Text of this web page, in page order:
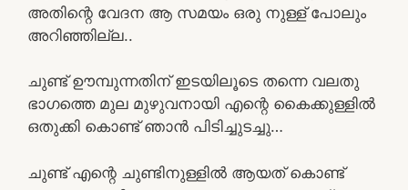
അതിന്റെ വേദന ആ സമയം ഒരു നുള്ള് പോലും
അറിഞ്ഞില്ല..
ചുണ്ട് ഊമ്പുന്നതിന് ഇടയിലൂടെ തന്നെ വലതു
ഭാഗത്തെ മുല മുഴുവനായി എന്റെ കൈക്കുള്ളിൽ
ഒതുക്കി കൊണ്ട് ഞാൻ പിടിച്ചുടച്ചു…
ചുണ്ട് എന്റെ ചുണ്ടിനുള്ളിൽ ആയത് കൊണ്ട്